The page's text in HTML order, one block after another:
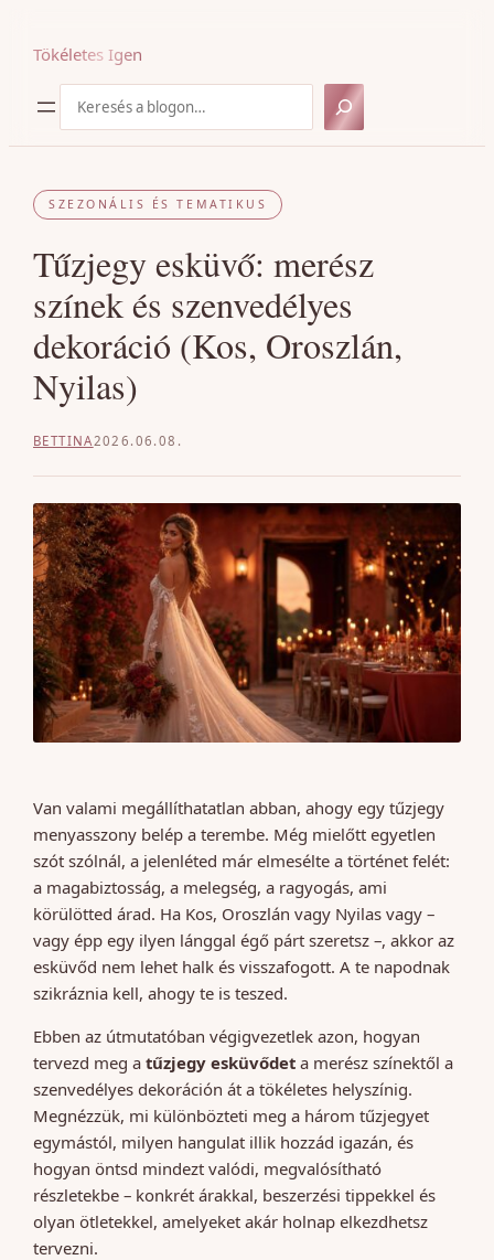
Tökéletes Igen
SZEZONÁLIS ÉS TEMATIKUS
Tűzjegy esküvő: merész
színek és szenvedélyes
dekoráció (Kos, Oroszlán,
Nyilas)
BETTINA2026.06.08.
Van valami megállíthatatlan abban, ahogy egy tűzjegy
menyasszony belép a terembe. Még mielőtt egyetlen
szót szólnál, a jelenléted már elmesélte a történet felét:
a magabiztosság, a melegség, a ragyogás, ami
körülötted árad. Ha Kos, Oroszlán vagy Nyilas vagy –
vagy épp egy ilyen lánggal égő párt szeretsz –, akkor az
esküvőd nem lehet halk és visszafogott. A te napodnak
szikráznia kell, ahogy te is teszed.
Ebben az útmutatóban végigvezetlek azon, hogyan
tervezd meg a tűzjegy esküvődet a merész színektől a
szenvedélyes dekoráción át a tökéletes helyszínig.
Megnézzük, mi különbözteti meg a három tűzjegyet
egymástól, milyen hangulat illik hozzád igazán, és
hogyan öntsd mindezt valódi, megvalósítható
részletekbe – konkrét árakkal, beszerzési tippekkel és
olyan ötletekkel, amelyeket akár holnap elkezdhetsz
tervezni.